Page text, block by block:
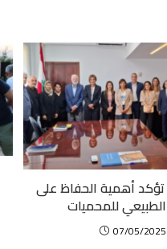
تؤكد أهمية الحفاظ على
الطبيعي للمحميات
07/05/2025